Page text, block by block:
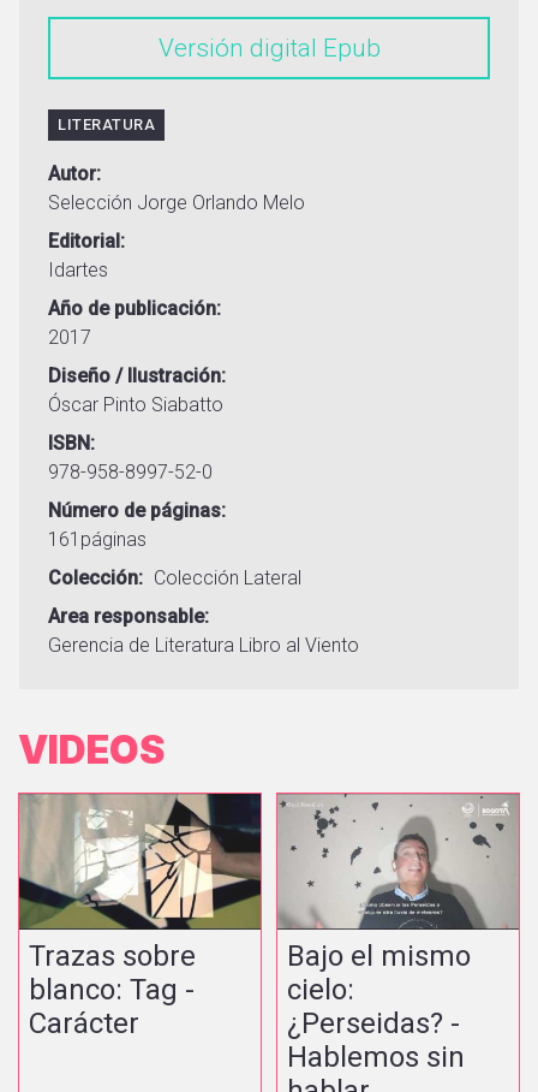
Versión digital
LITERATURA
Autor
Selección Jorge Orlando Melo
Editorial
Idartes
Año de publicación
2017
Diseño / Ilustración
Óscar Pinto Siabatto
ISBN
978-958-8997-52-0
Número de páginas
161páginas
Colección
Colección Lateral
Area responsable
Gerencia de Literatura Libro al Viento
VIDEOS
Trazas sobre
blanco: Tag -
Carácter
Bajo el mismo
cielo:
¿Perseidas? -
Hablemos sin